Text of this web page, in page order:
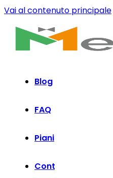
Vai al contenuto principale
Blog
FAQ
Piani
Contatti